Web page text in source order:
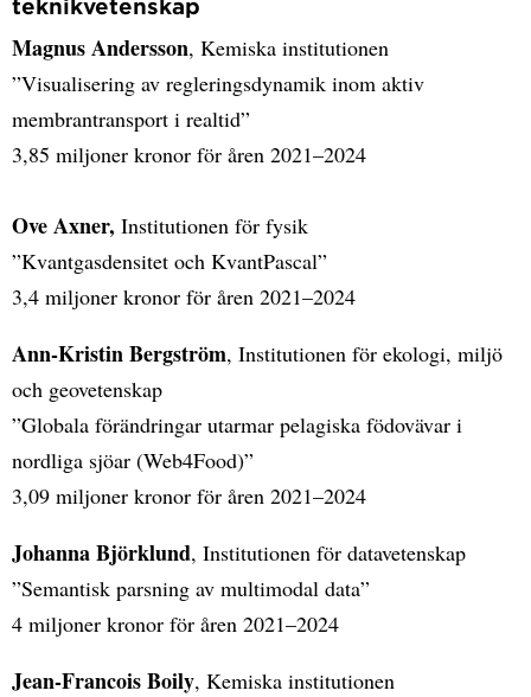
teknikvetenskap
Magnus Andersson, Kemiska institutionen
”Visualisering av regleringsdynamik inom aktiv
membrantransport i realtid”
3,85 miljoner kronor för åren 2021–2024
Ove Axner, Institutionen för fysik
”Kvantgasdensitet och KvantPascal”
3,4 miljoner kronor för åren 2021–2024
Ann-Kristin Bergström, Institutionen för ekologi, miljö
och geovetenskap
”Globala förändringar utarmar pelagiska födovävar i
nordliga sjöar (Web4Food)”
3,09 miljoner kronor för åren 2021–2024
Johanna Björklund, Institutionen för datavetenskap
”Semantisk parsning av multimodal data”
4 miljoner kronor för åren 2021–2024
Jean-Francois Boily, Kemiska institutionen